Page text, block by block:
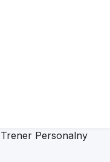
Trener Personalny